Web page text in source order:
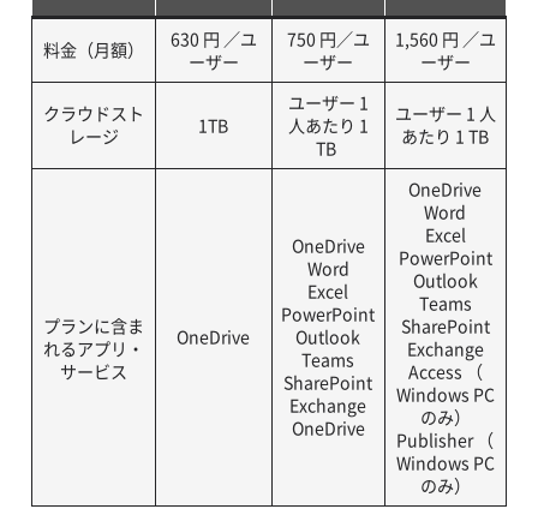
料金（月額）
630 円 ／ユ
ーザー
750 円／ユ
ーザー
1,560 円 ／ユ
ーザー
クラウドスト
レージ
1TB
ユーザー 1
人あたり 1
TB
ユーザー 1 人
あたり 1 TB
プランに含ま
れるアプリ・
サービス
OneDrive
OneDrive
Word
Excel
PowerPoint
Outlook
Teams
SharePoint
Exchange
OneDrive
OneDrive
Word
Excel
PowerPoint
Outlook
Teams
SharePoint
Exchange
Access （
Windows PC
のみ）
Publisher （
Windows PC
のみ）